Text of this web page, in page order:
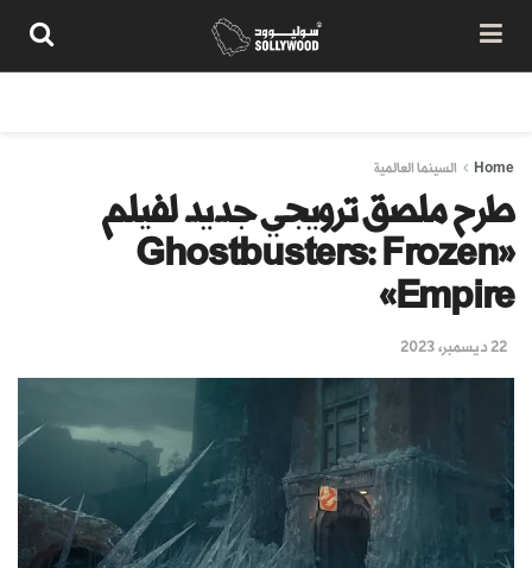
Home السينما العالمية
طرح ملصق ترويجي جديد لفيلم
«Ghostbusters: Frozen
Empire»
22 ديسمبر، 2023